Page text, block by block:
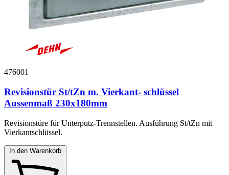
476001
Revisionstür St/tZn m. Vierkant- schlüssel
Aussenmaß 230x180mm
Revisionstüre für Unterputz-Trennstellen. Ausführung St/tZn mit
Vierkantschlüssel.
In den Warenkorb